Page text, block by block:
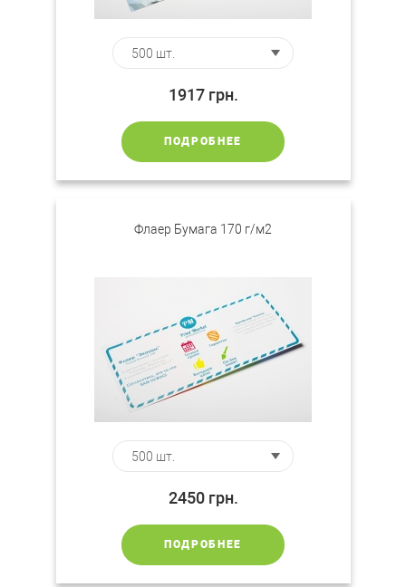
1917 грн.
ПОДРОБНЕЕ
Флаер Бумага 170 г/м2
2450 грн.
ПОДРОБНЕЕ